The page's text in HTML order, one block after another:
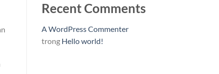
Recent Comments
A WordPress Commenter
trong Hello world!